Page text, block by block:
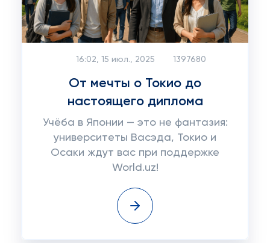
16:02, 15 июл., 2025 1397680
От мечты о Токио до
настоящего диплома
Учёба в Японии — это не фантазия:
университеты Васэда, Токио и
Осаки ждут вас при поддержке
World.uz!